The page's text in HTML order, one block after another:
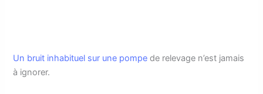
Un bruit inhabituel sur une pompe de relevage n’est jamais
à ignorer.